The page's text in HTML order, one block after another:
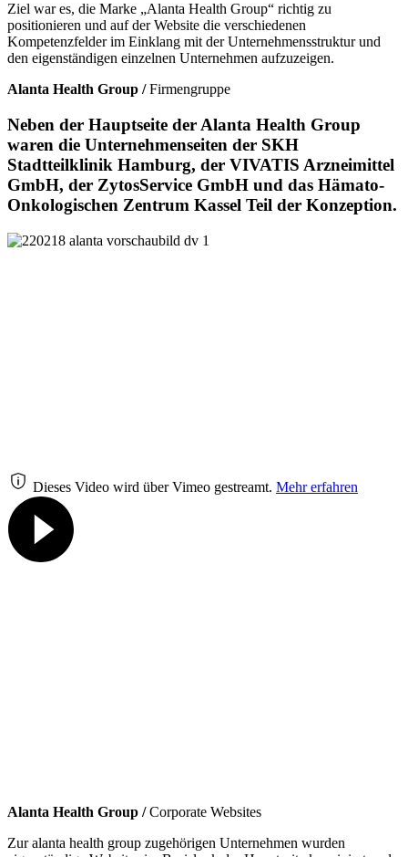
Ziel war es, die Marke „Alanta Health Group“ richtig zu
positionieren und auf der Website die verschiedenen
Kompetenzfelder im Einklang mit der Unternehmensstruktur und
den eigenständigen einzelnen Unternehmen aufzuzeigen.
Alanta Health Group /Firmengruppe
Neben der Hauptseite der Alanta Health Group
waren die Unternehmenseiten der SKH
Stadtteilklinik Hamburg, der VIVATIS Arzneimittel
GmbH, der ZytosService GmbH und das Hämato-
Onkologischen Zentrum Kassel Teil der Konzeption.
Dieses Video wird über Vimeo gestreamt. Mehr erfahren
Alanta Health Group /Corporate Websites
Zur alanta health group zugehörigen Unternehmen wurden